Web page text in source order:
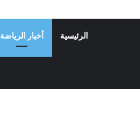
الرئيسية أخبار الرياضة